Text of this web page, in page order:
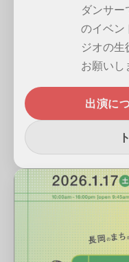
ダンサ
のイベン
ジオの生
お願いし
出演に